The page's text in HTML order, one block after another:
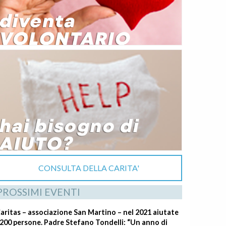
CONSULTA DELLA CARITA'
EVENTI
– associazione San Martino – nel 2021 aiutate
persone. Padre Stefano Tondelli: “Un anno di